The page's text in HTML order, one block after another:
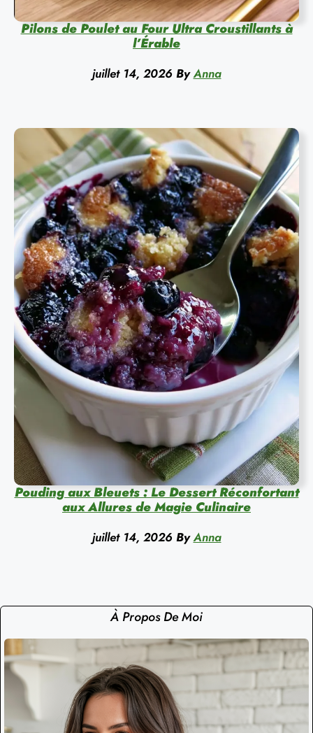
Pilons de Poulet au Four Ultra Croustillants à
l’Érable
juillet 14, 2026 By Anna
Pouding aux Bleuets : Le Dessert Réconfortant
aux Allures de Magie Culinaire
juillet 14, 2026 By Anna
À Propos De Moi